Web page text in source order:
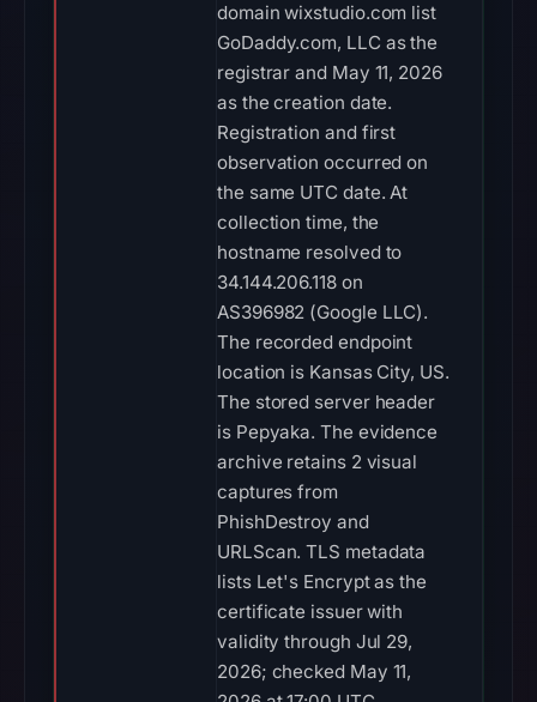
domain wixstudio.com list
GoDaddy.com, LLC as the
registrar and May 11, 2026
as the creation date.
Registration and first
observation occurred on
the same UTC date. At
collection time, the
hostname resolved to
34.144.206.118 on
AS396982 (Google LLC).
The recorded endpoint
location is Kansas City, US.
The stored server header
is Pepyaka. The evidence
archive retains 2 visual
captures from
PhishDestroy and
URLScan. TLS metadata
lists Let's Encrypt as the
certificate issuer with
validity through Jul 29,
2026; checked May 11,